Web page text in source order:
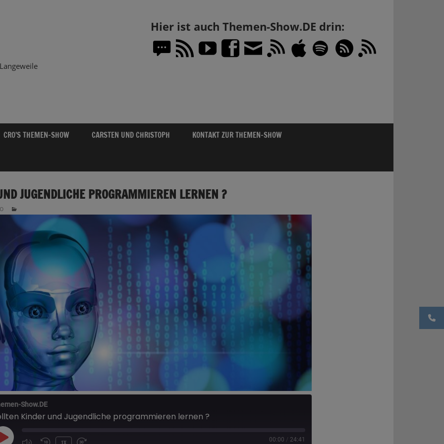
Hier ist auch Themen-Show.DE drin:
CRO’S THEMEN-SHOW CARSTEN UND CHRISTOPH KONTAKT ZUR THEMEN-SHOW
JUGENDLICHE PROGRAMMIEREN LERNEN ?
Show.DE
Kinder und Jugendliche programmieren lernen ?
00:00 / 24:41